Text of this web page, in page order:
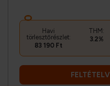
Havi
törlesztőrészlet:
83 190 Ft
THM:
3.2%